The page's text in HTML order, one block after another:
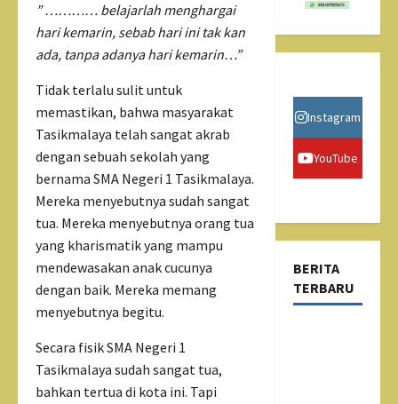
”………… belajarlah menghargai
hari kemarin, sebab hari ini tak kan
ada, tanpa adanya hari kemarin…”
Tidak terlalu sulit untuk
memastikan, bahwa masyarakat
Tasikmalaya telah sangat akrab
dengan sebuah sekolah yang
bernama SMA Negeri 1 Tasikmalaya.
Mereka menyebutnya sudah sangat
tua. Mereka menyebutnya orang tua
yang kharismatik yang mampu
mendewasakan anak cucunya
dengan baik. Mereka memang
menyebutnya begitu.
Secara fisik SMA Negeri 1
Tasikmalaya sudah sangat tua,
bahkan tertua di kota ini. Tapi
Instagram
YouTube
BERITA
TERBARU